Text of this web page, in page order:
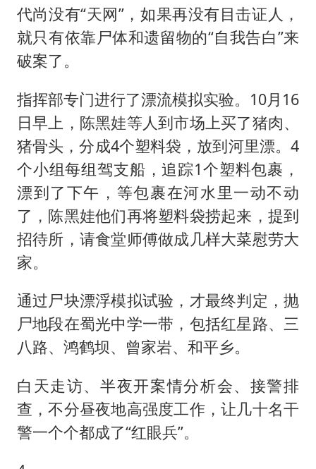
代尚没有“天网”，如果再没有目击证人，
就只有依靠尸体和遗留物的“自我告白”来
破案了。
指挥部专门进行了漂流模拟实验。10月16
日早上，陈黑娃等人到市场上买了猪肉、
猪骨头，分成4个塑料袋，放到河里漂。4
个小组每组驾支船，追踪1个塑料包裹，
漂到了下午，等包裹在河水里一动不动
了，陈黑娃他们再将塑料袋捞起来，提到
招待所，请食堂师傅做成几样大菜慰劳大
家。
通过尸块漂浮模拟试验，才最终判定，抛
尸地段在蜀光中学一带，包括红星路、三
八路、鸿鹤坝、曾家岩、和平乡。
白天走访、半夜开案情分析会、接警排
查，不分昼夜地高强度工作，让几十名干
警一个个都成了“红眼兵”。